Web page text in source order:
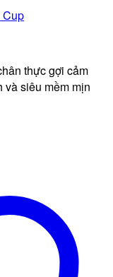
thực gợi cảm
siêu mềm mịn